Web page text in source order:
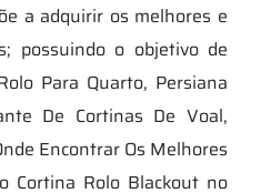
a adquirir os melhores e
possuindo o objetivo de
Para Quarto, Persiana
De Cortinas De Voal,
Encontrar Os Melhores
Cortina Rolo Blackout no